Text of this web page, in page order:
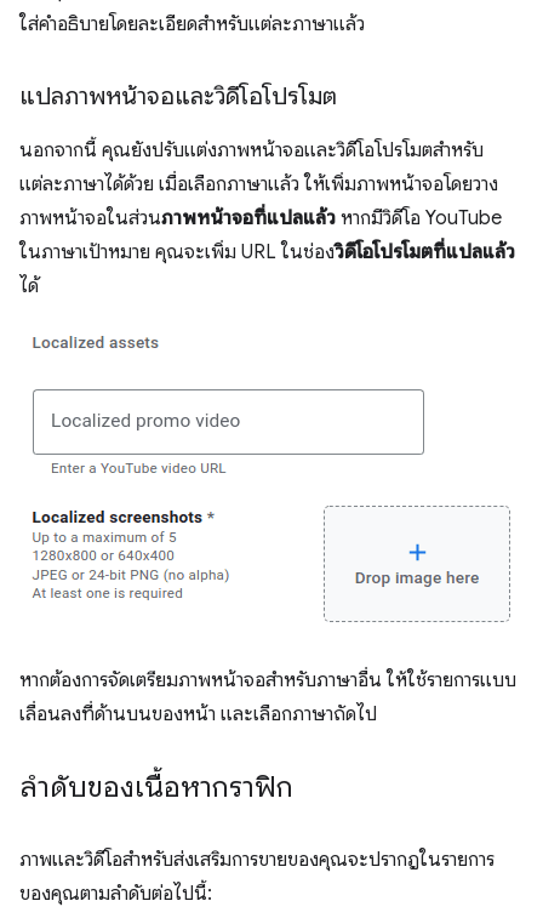
ใส่คำอธิบายโดยละเอียดสำหรับแต่ละภาษาแล้ว
แปลภาพหน้าจอและวิดีโอโปรโมต
นอกจากนี้ คุณยังปรับแต่งภาพหน้าจอและวิดีโอโปรโมตสำหรับ
แต่ละภาษาได้ด้วย เมื่อเลือกภาษาแล้ว ให้เพิ่มภาพหน้าจอโดยวาง
ภาพหน้าจอในส่วนภาพหน้าจอที่แปลแล้ว หากมีวิดีโอ YouTube
ในภาษาเป้าหมาย คุณจะเพิ่ม URL ในช่องวิดีโอโปรโมตที่แปลแล้ว
ได้
หากต้องการจัดเตรียมภาพหน้าจอสำหรับภาษาอื่น ให้ใช้รายการแบบ
เลื่อนลงที่ด้านบนของหน้า และเลือกภาษาถัดไป
ลำดับของเนื้อหากราฟิก
ภาพและวิดีโอสำหรับส่งเสริมการขายของคุณจะปรากฎในรายการ
ของคุณตามลำดับต่อไปนี้: